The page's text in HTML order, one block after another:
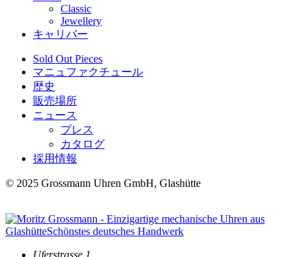
Classic
Jewellery
キャリバー
Sold Out Pieces
マニュファクチュール
歴史
販売場所
ニュース
プレス
カタログ
採用情報
© 2025 Grossmann Uhren GmbH, Glashütte